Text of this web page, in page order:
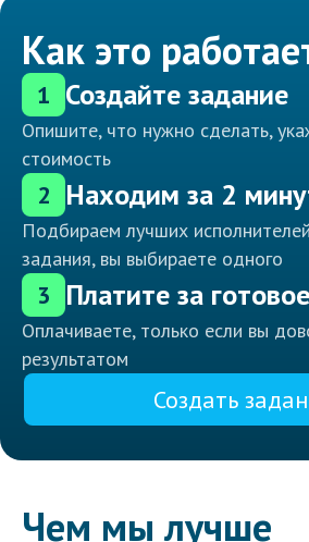
Как это
1 Создайте задание
Опишите, что нужно сделать,
стоимость
2 Находим за 2
Подбираем лучших
задания, вы выбираете одного
3 Платите за готовое
Оплачиваете, только если вы
результатом
Создать
Чем мы лучше